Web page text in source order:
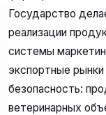
Государство
реализации
системы
экспортные рынки
безопасность:
ветеринарных